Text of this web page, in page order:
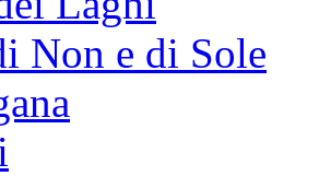
Non e di Sole